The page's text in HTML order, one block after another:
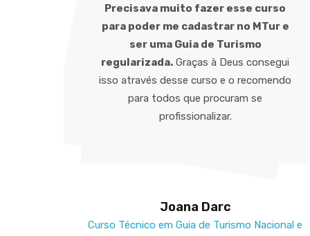
Precisava muito fazer esse curso
para poder me cadastrar no MTur e
ser uma Guia de Turismo
regularizada. Graças à Deus consegui
isso através desse curso e o recomendo
para todos que procuram se
profissionalizar.
Joana Darc
Curso Técnico em Guia de Turismo Nacional e